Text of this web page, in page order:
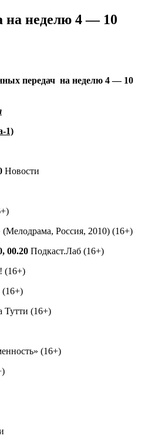
на неделю 4 — 10
передач на неделю 4 — 10
1)
Новости
Россия, 2010) (16+)
00.20 Подкаст.Лаб (16+)
(16+)
Тутти (16+)
(16+)